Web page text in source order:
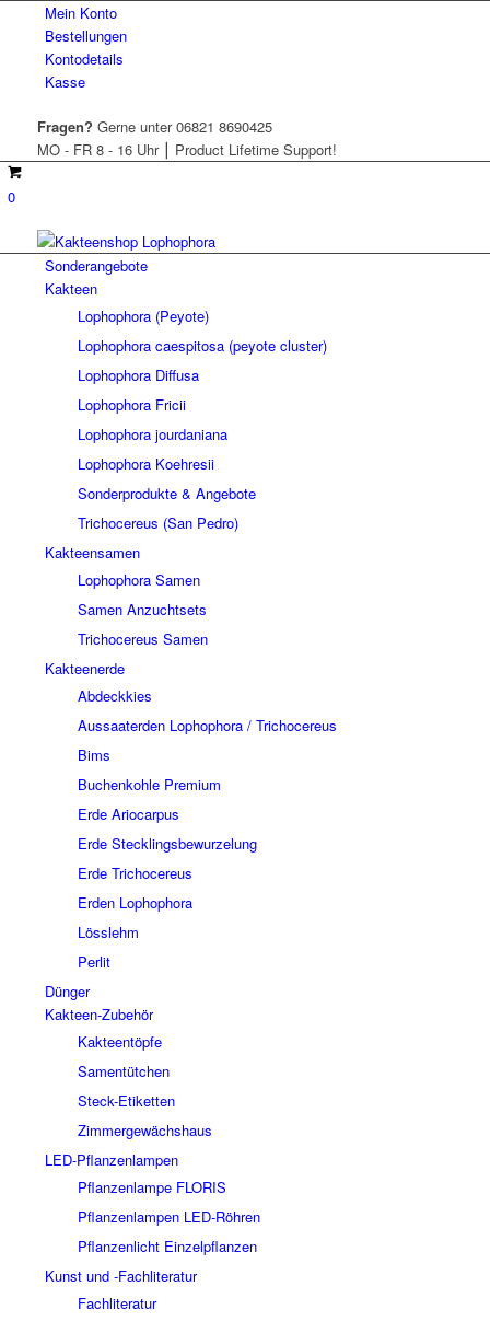
Mein Konto
Bestellungen
Kontodetails
Kasse
Fragen? Gerne unter 06821 8690425
MO - FR 8 - 16 Uhr ⎮ Product Lifetime Support!
0
Sonderangebote
Kakteen
Lophophora (Peyote)
Lophophora caespitosa (peyote cluster)
Lophophora Diffusa
Lophophora Fricii
Lophophora jourdaniana
Lophophora Koehresii
Sonderprodukte & Angebote
Trichocereus (San Pedro)
Kakteensamen
Lophophora Samen
Samen Anzuchtsets
Trichocereus Samen
Kakteenerde
Abdeckkies
Aussaaterden Lophophora / Trichocereus
Bims
Buchenkohle Premium
Erde Ariocarpus
Erde Stecklingsbewurzelung
Erde Trichocereus
Erden Lophophora
Lösslehm
Perlit
Dünger
Kakteen-Zubehör
Kakteentöpfe
Samentütchen
Steck-Etiketten
Zimmergewächshaus
LED-Pflanzenlampen
Pflanzenlampe FLORIS
Pflanzenlampen LED-Röhren
Pflanzenlicht Einzelpflanzen
Kunst und -Fachliteratur
Fachliteratur